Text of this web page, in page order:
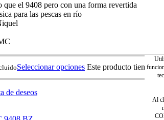
que el 9408 pero con una forma revertida
para las pescas en río
Seleccionar opciones Este producto tiene
de deseos
Al